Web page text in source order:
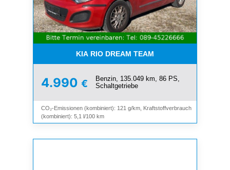
KIA RIO DREAM TEAM
4.990 €
Benzin, 135.049 km, 86 PS,
Schaltgetriebe
CO₂-Emissionen (kombiniert): 121 g/km, Kraftstoffverbrauch
(kombiniert): 5,1 l/100 km